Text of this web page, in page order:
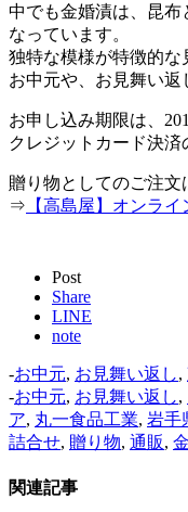
中でも金婚漬は、昆布
なっています。
独特な模様が特徴的な
お中元や、お見舞い返
お申し込み期限は、
クレジットカード決済
贈り物としてのご注文
⇒ 【高島屋】オンライ
Post
Share
LINE
note
-お中元, お見舞い返し,
-お中元, お見舞い返し,
ア, 丸一食品工業, 岩手
詰合せ, 贈り物, 通販,
関連記事